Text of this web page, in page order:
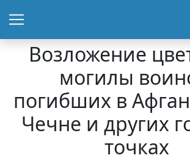
Возложение
могилы
погибших в
Чечне и других
точках